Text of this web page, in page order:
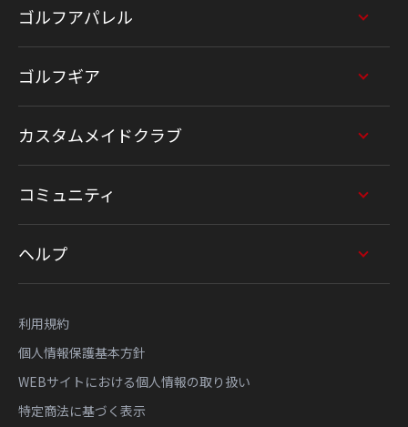
ゴルフアパレル
ゴルフギア
カスタムメイドクラブ
コミュニティ
ヘルプ
利用規約
個人情報保護基本方針
WEBサイトにおける個人情報の取り扱い
特定商法に基づく表示